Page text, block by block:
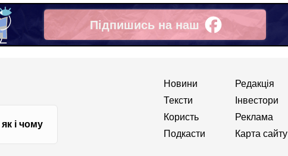
Підпишись на наш
Facebook
як і чому
Новини
Тексти
Користь
Подкасти
Редакція
Інвестори
Реклама
Карта сайту